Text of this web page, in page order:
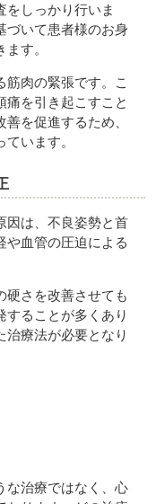
をしっかり行いま
づいて患者様のお身
す。
肉の緊張です。こ
痛を引き起こすこと
を促進するため、
います。
因は、不良姿勢と首
や血管の圧迫による
硬さを改善させても
することが多くあり
治療法が必要となり
な治療ではなく、心